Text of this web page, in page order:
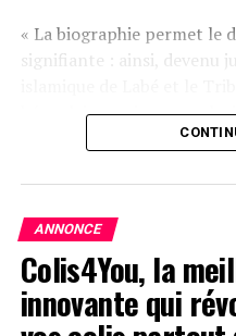
« La biographie permet le
signifiante : ainsi, devenu
héros laisse voir sa
jouer un colonisateur
contrôler : aussitôt qu’il
son salaire de juge dont il
justification »
Avis de l’éditeur
ANNONCE
Colis4You, la
innovante qui